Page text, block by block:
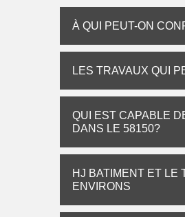
À QUI PEUT-ON
LES TRAVAUX QUI
QUI EST CAPABLE
DANS LE 58150?
HJ BATIMENT ET LE
ENVIRONS